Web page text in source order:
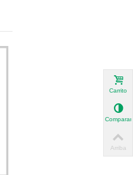
Carrito
Comparar
Arriba